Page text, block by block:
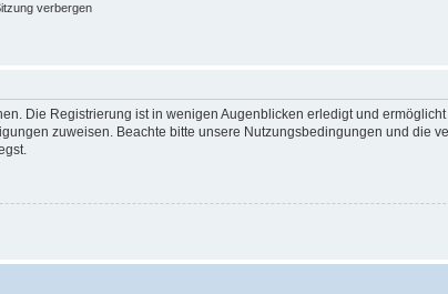
verbergen
Die Registrierung ist in wenigen Augenblicken erledigt und
zuweisen. Beachte bitte unsere Nutzungsbedingungen und die